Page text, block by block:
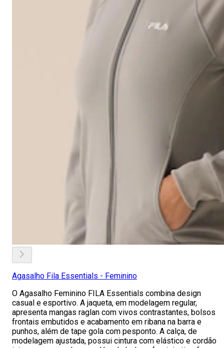
Agasalho Fila Essentials - Feminino
O Agasalho Feminino FILA Essentials combina design
casual e esportivo. A jaqueta, em modelagem regular,
apresenta mangas raglan com vivos contrastantes, bolsos
frontais embutidos e acabamento em ribana na barra e
punhos, além de tape gola com pesponto. A calça, de
modelagem ajustada, possui cintura com elástico e cordão